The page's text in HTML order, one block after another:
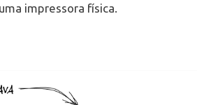
impressora física.